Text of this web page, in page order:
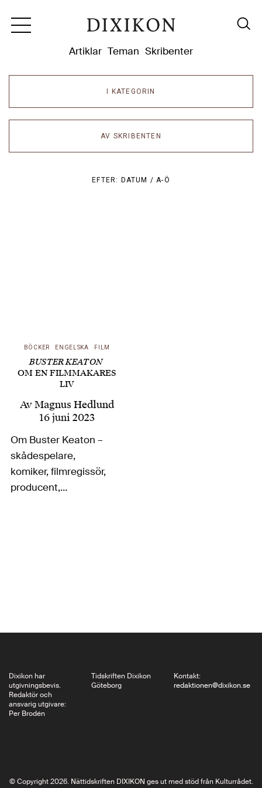
Artiklar Teman Skribenter
I KATEGORIN
AV SKRIBENTEN
EFTER: DATUM /A-Ö
BÖCKER ENGELSKA FILM
BUSTER KEATON
OM EN FILMMAKARES
LIV
AvMagnus Hedlund
16 juni 2023
Om Buster Keaton –
skådespelare,
komiker, filmregissör,
producent,
biografin Buster
skriver här om
Keaton…
Dixikon har
utgivningsbevis.
Redaktör och
ansvarig utgivare:
Per Brodén
Tidskriften Dixikon
Göteborg
Kontakt:
redaktionen@dixikon.se
© Copyright 2026. Nättidskriften DIXIKON ges ut med stöd från Kulturrådet.